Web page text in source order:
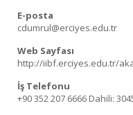
E-posta
cdumrul@erciyes.edu.tr
Web Sayfası
http://iibf.erciyes.edu.tr/
İş Telefonu
+90 352 207 6666 Dahili: